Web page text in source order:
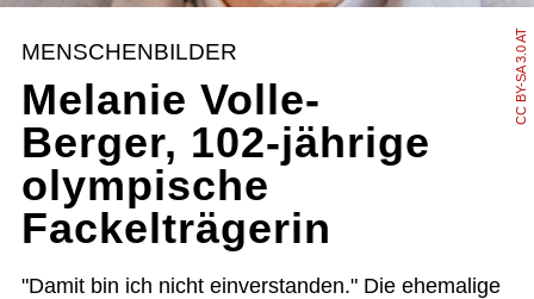
CC BY-SA 3.0 AT
MENSCHENBILDER
Melanie Volle-
Berger, 102-jährige
olympische
Fackelträgerin
"Damit bin ich nicht einverstanden." Die ehemalige